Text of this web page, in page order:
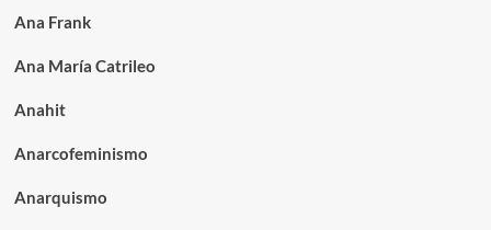
Ana Frank
Ana María Catrileo
Anahit
Anarcofeminismo
Anarquismo